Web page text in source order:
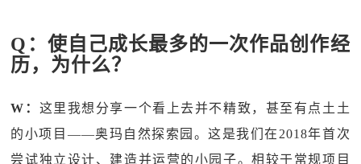
Q：使自己成长最多的一次作品创作经
历，为什么？
W： 这里我想分享一个看上去并不精致，甚至有点土土
的小项目——奥玛自然探索园。这是我们在2018年首次
尝试独立设计、建造并运营的小园子。相较于常规项目